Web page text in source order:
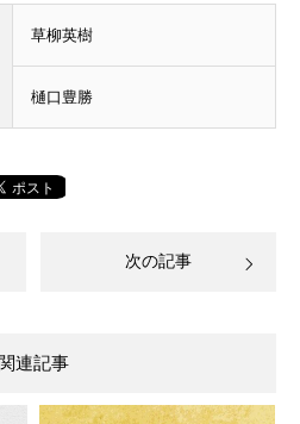
草柳英樹
樋口豊勝
次の記事
関連記事